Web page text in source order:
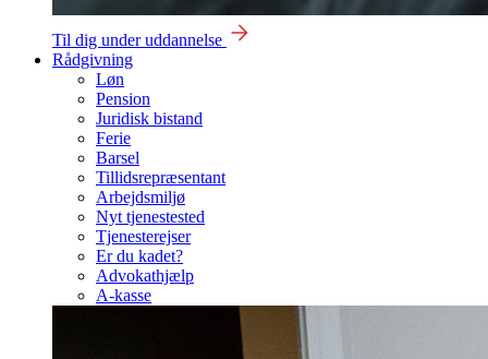
Til dig under uddannelse
Rådgivning
Løn
Pension
Juridisk bistand
Ferie
Barsel
Tillidsrepræsentant
Arbejdsmiljø
Nyt tjenestested
Tjenesterejser
Er du kadet?
Advokathjælp
A-kasse